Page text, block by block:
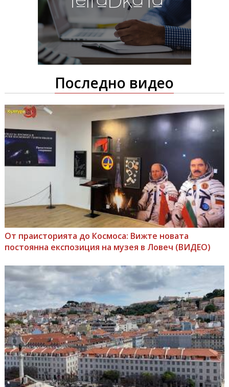
Последно видео
От праисторията до Космоса: Вижте новата
постоянна експозиция на музея в Ловеч (ВИДЕО)